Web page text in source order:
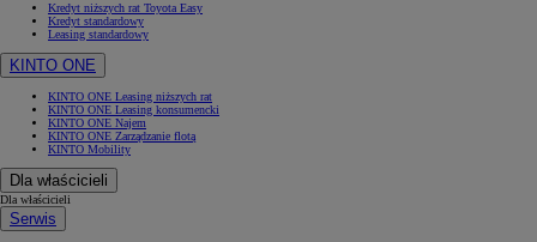
Kredyt niższych rat Toyota Easy
Kredyt standardowy
Leasing standardowy
KINTO ONE
KINTO ONE Leasing niższych rat
KINTO ONE Leasing konsumencki
KINTO ONE Najem
KINTO ONE Zarządzanie flotą
KINTO Mobility
Dla właścicieli
Dla właścicieli
Serwis